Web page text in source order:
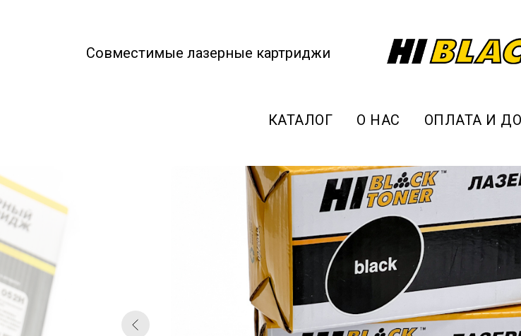
Совместимые лазерные картриджи
КАТАЛОГ О НАС ОПЛАТА И